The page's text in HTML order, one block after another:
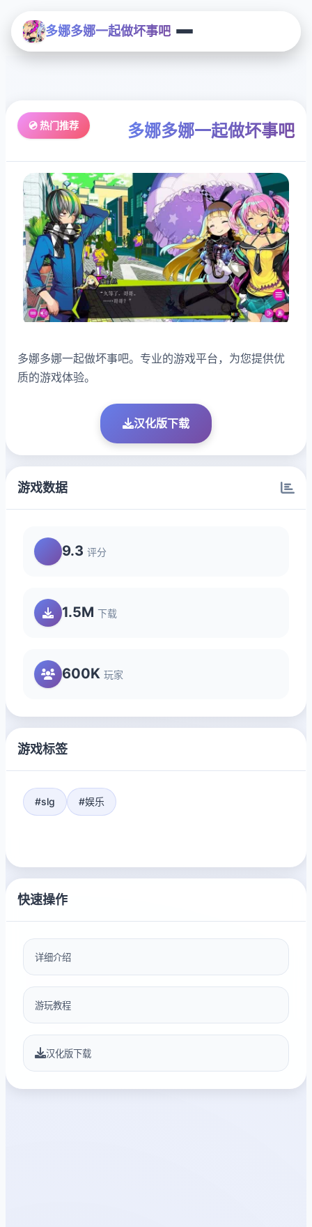
多娜多娜一起做坏事吧
💿 热门推荐 多娜多娜一起做坏事吧
多娜多娜一起做坏事吧。专业的游戏平台，为您提供优
质的游戏体验。
汉化版下载
游戏数据
9.3 评分
1.5M 下载
600K 玩家
游戏标签
#slg #娱乐
快速操作
详细介绍
游玩教程
汉化版下载